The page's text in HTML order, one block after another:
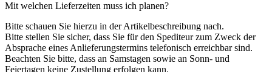
Mit welchen Lieferzeiten muss ich planen?
Bitte schauen Sie hierzu in der Artikelbeschreibung nach.
Bitte stellen Sie sicher, dass Sie für den Spediteur zum Zweck der
Absprache eines Anlieferungstermins telefonisch erreichbar sind.
Beachten Sie bitte, dass an Samstagen sowie an Sonn- und
Feiertagen keine Zustellung erfolgen kann.